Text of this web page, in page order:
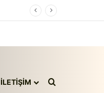
İLETİŞİM Arama yap